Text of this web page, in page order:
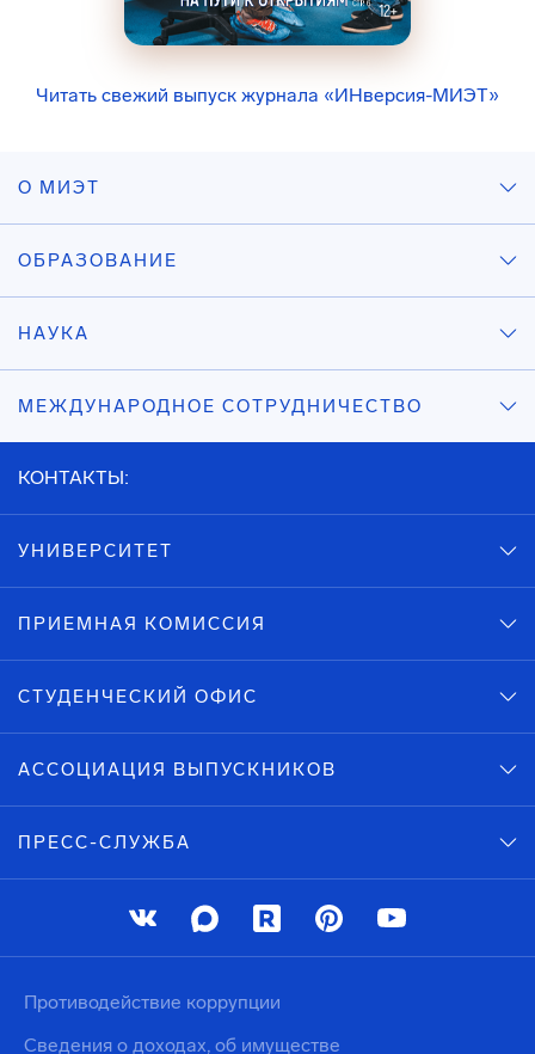
Читать свежий выпуск журнала «ИНверсия-МИЭТ»
О МИЭТ
ОБРАЗОВАНИЕ
НАУКА
МЕЖДУНАРОДНОЕ СОТРУДНИЧЕСТВО
КОНТАКТЫ:
УНИВЕРСИТЕТ
ПРИЕМНАЯ КОМИССИЯ
СТУДЕНЧЕСКИЙ ОФИС
АССОЦИАЦИЯ ВЫПУСКНИКОВ
ПРЕСС-СЛУЖБА
Противодействие коррупции
Сведения о доходах, об имуществе